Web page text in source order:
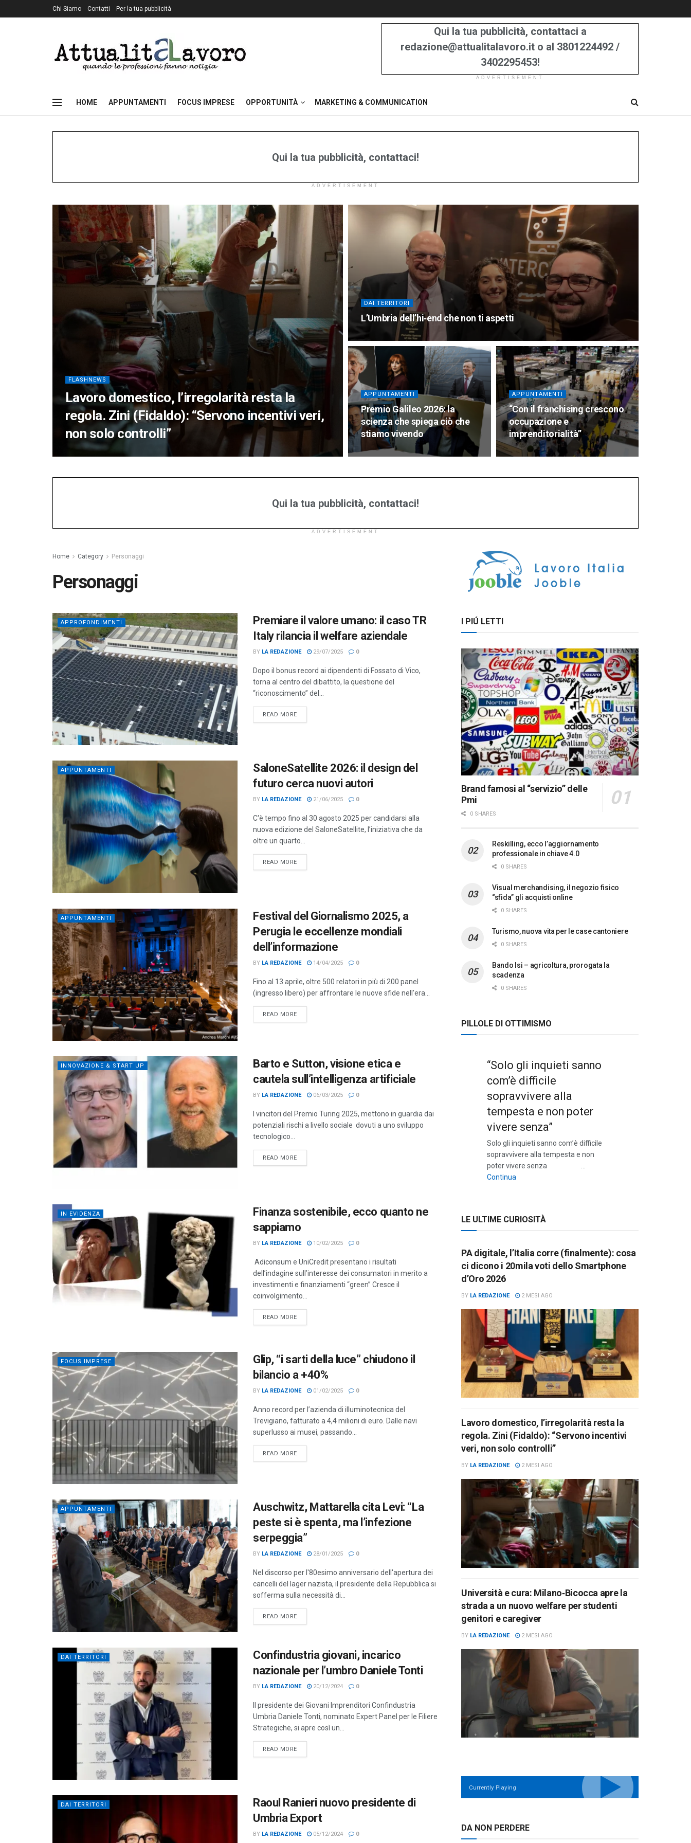
Chi Siamo Contatti Per la tua pubblicità
Qui la tua pubblicità, contattaci a
redazione@attualitalavoro.it o al 3801224492 /
3402295453!
ADVERTISEMENT
HOME APPUNTAMENTI FOCUS IMPRESE OPPORTUNITÀ MARKETING & COMMUNICATION
Qui la tua pubblicità, contattaci!
ADVERTISEMENT
FLASHNEWS
Lavoro domestico, l’irregolarità resta la
regola. Zini (Fidaldo): “Servono incentivi veri,
non solo controlli”
DAI TERRITORI
L’Umbria dell’hi‑end che non ti aspetti
APPUNTAMENTI
Premio Galileo 2026: la
scienza che spiega ciò che
stiamo vivendo
APPUNTAMENTI
“Con il franchising crescono
occupazione e
imprenditorialità”
Qui la tua pubblicità, contattaci!
ADVERTISEMENT
Home Category Personaggi
Personaggi
APPROFONDIMENTI
Premiare il valore umano: il caso TR
Italy rilancia il welfare aziendale
BY LA REDAZIONE 29/07/2025 0
Dopo il bonus record ai dipendenti di Fossato di Vico,
torna al centro del dibattito, la questione del
“riconoscimento” del...
READ MOREDETAILS
APPUNTAMENTI
SaloneSatellite 2026: il design del
futuro cerca nuovi autori
BY LA REDAZIONE 21/06/2025 0
C'è tempo fino al 30 agosto 2025 per candidarsi alla
nuova edizione del SaloneSatellite, l’iniziativa che da
oltre un quarto...
READ MOREDETAILS
APPUNTAMENTI
Festival del Giornalismo 2025, a
Perugia le eccellenze mondiali
dell’informazione
BY LA REDAZIONE 14/04/2025 0
Fino al 13 aprile, oltre 500 relatori in più di 200 panel
(ingresso libero) per affrontare le nuove sfide nell’era...
READ MOREDETAILS
INNOVAZIONE & START UP
Barto e Sutton, visione etica e
cautela sull’intelligenza artificiale
BY LA REDAZIONE 06/03/2025 0
I vincitori del Premio Turing 2025, mettono in guardia dai
potenziali rischi a livello sociale dovuti a uno sviluppo
tecnologico...
READ MOREDETAILS
IN EVIDENZA
Finanza sostenibile, ecco quanto ne
sappiamo
BY LA REDAZIONE 10/02/2025 0
Adiconsum e UniCredit presentano i risultati
dell’indagine sull’interesse dei consumatori in merito a
investimenti e finanziamenti “green” Cresce il
coinvolgimento...
READ MOREDETAILS
FOCUS IMPRESE
Glip, “i sarti della luce” chiudono il
bilancio a +40%
BY LA REDAZIONE 01/02/2025 0
Anno record per l’azienda di illuminotecnica del
Trevigiano, fatturato a 4,4 milioni di euro. Dalle navi
superlusso ai musei, passando...
READ MOREDETAILS
APPUNTAMENTI
Auschwitz, Mattarella cita Levi: “La
peste si è spenta, ma l’infezione
serpeggia”
BY LA REDAZIONE 28/01/2025 0
Nel discorso per l'80esimo anniversario dell'apertura dei
cancelli del lager nazista, il presidente della Repubblica si
sofferma sulla necessità di...
READ MOREDETAILS
DAI TERRITORI
Confindustria giovani, incarico
nazionale per l’umbro Daniele Tonti
BY LA REDAZIONE 20/12/2024 0
Il presidente dei Giovani Imprenditori Confindustria
Umbria Daniele Tonti, nominato Expert Panel per le Filiere
Strategiche, si apre così un...
READ MOREDETAILS
DAI TERRITORI
Raoul Ranieri nuovo presidente di
Umbria Export
BY LA REDAZIONE 05/12/2024 0
I PIÚ LETTI
Brand famosi al “servizio” delle
Pmi
0 SHARES
Reskilling, ecco l’aggiornamento
professionale in chiave 4.0
0 SHARES
Visual merchandising, il negozio fisico
“sfida” gli acquisti online
0 SHARES
Turismo, nuova vita per le case cantoniere
0 SHARES
Bando Isi – agricoltura, prorogata la
scadenza
0 SHARES
PILLOLE DI OTTIMISMO
“Solo gli inquieti sanno
com’è difficile
sopravvivere alla
tempesta e non poter
vivere senza”
Solo gli inquieti sanno com’è difficile
sopravvivere alla tempesta e non
poter vivere senza …
Continua
LE ULTIME CURIOSITÀ
PA digitale, l’Italia corre (finalmente): cosa
ci dicono i 20mila voti dello Smartphone
d’Oro 2026
BY LA REDAZIONE 2 MESI AGO
Lavoro domestico, l’irregolarità resta la
regola. Zini (Fidaldo): “Servono incentivi
veri, non solo controlli”
BY LA REDAZIONE 2 MESI AGO
Università e cura: Milano‑Bicocca apre la
strada a un nuovo welfare per studenti
genitori e caregiver
BY LA REDAZIONE 2 MESI AGO
Currently Playing
DA NON PERDERE